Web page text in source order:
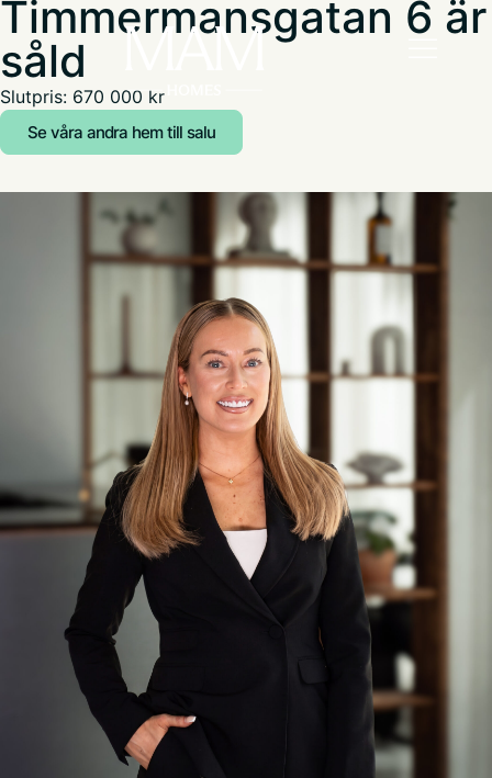
Timmermansgatan 6 är
såld
Slutpris: 670 000 kr
Se våra andra hem till salu